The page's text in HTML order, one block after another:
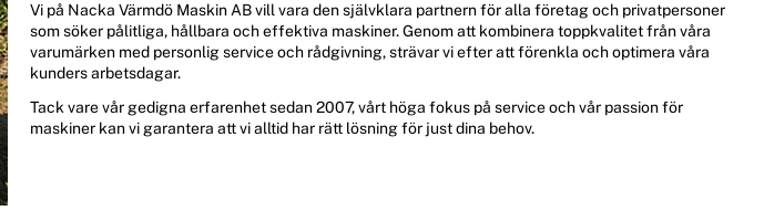
Vi på Nacka Värmdö Maskin AB vill vara den självklara partnern för alla företag och privatpersoner
som söker pålitliga, hållbara och effektiva maskiner. Genom att kombinera toppkvalitet från våra
varumärken med personlig service och rådgivning, strävar vi efter att förenkla och optimera våra
kunders arbetsdagar.
Tack vare vår gedigna erfarenhet sedan 2007, vårt höga fokus på service och vår passion för
maskiner kan vi garantera att vi alltid har rätt lösning för just dina behov.